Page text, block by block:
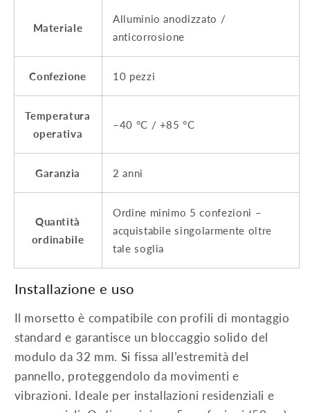
Materiale
Alluminio anodizzato /
anticorrosione
Confezione 10 pezzi
Temperatura
operativa
–40 °C / +85 °C
Garanzia 2 anni
Quantità
ordinabile
Ordine minimo 5 confezioni –
acquistabile singolarmente oltre
tale soglia
Installazione e uso
Il morsetto è compatibile con profili di montaggio
standard e garantisce un bloccaggio solido del
modulo da 32 mm. Si fissa all’estremità del
pannello, proteggendolo da movimenti e
vibrazioni. Ideale per installazioni residenziali e